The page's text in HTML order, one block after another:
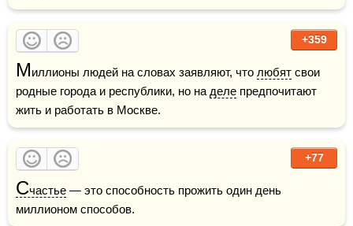
+359
Миллионы людей на словах заявляют, что любят свои
родные города и республики, но на деле предпочитают
жить и работать в Москве.
+77
Счастье — это способность прожить один день
миллионом способов.